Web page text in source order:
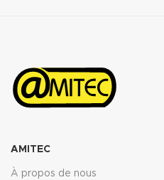
AMITEC
À propos de nous